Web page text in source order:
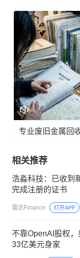
专业废旧金属回
相关推荐
浩淼科技：已收到
完成注册的证书
雷达Finance 打开APP
不靠OpenAI股权
33亿美元身家